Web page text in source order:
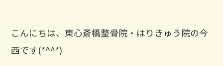
こんにちは、東心斎橋整骨院・はりきゅう院の今
西です(*^^*)